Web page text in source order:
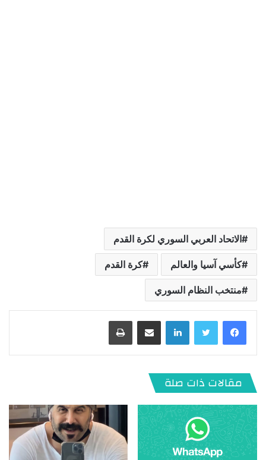
الاتحاد العربي السوري لكرة القدم
كأسي آسيا والعالم كرة القدم
منتخب النظام السوري
لينكدإن
مقالات ذات صلة